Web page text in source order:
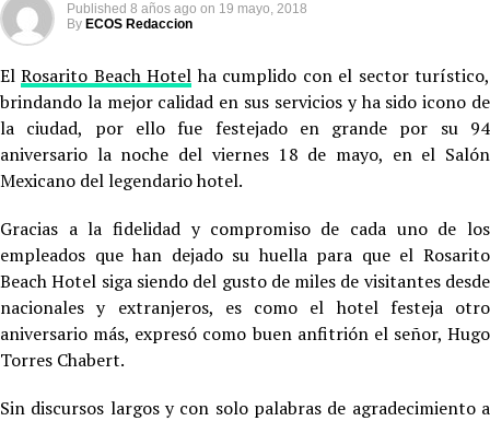
Published 8 años ago on 19 mayo, 2018
By ECOS Redaccion
ElRosarito Beach Hotel ha cumplido con el sector turístico,
brindando la mejor calidad en sus servicios y ha sido icono de
la ciudad, por ello fue festejado en grande por su 94
aniversario la noche del viernes 18 de mayo, en el Salón
Mexicano del legendario hotel.
Gracias a la fidelidad y compromiso de cada uno de los
empleados que han dejado su huella para que el Rosarito
Beach Hotel siga siendo del gusto de miles de visitantes desde
nacionales y extranjeros, es como el hotel festeja otro
aniversario más, expresó como buen anfitrión el señor, Hugo
Torres Chabert.
Sin discursos largos y con solo palabras de agradecimiento a